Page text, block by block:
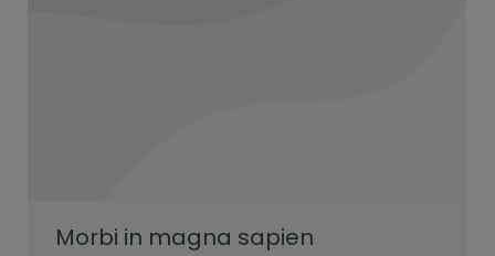
Morbi in magna sapien